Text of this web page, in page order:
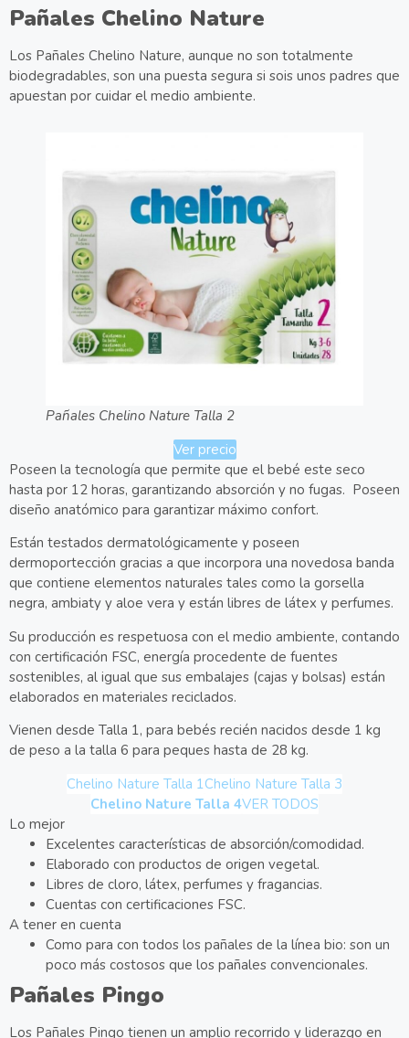
Pañales Chelino Nature
Los Pañales Chelino Nature, aunque no son totalmente
biodegradables, son una puesta segura si sois unos padres que
apuestan por cuidar el medio ambiente.
Pañales Chelino Nature Talla 2
Ver precio
Poseen la tecnología que permite que el bebé este seco
hasta por 12 horas, garantizando absorción y no fugas. Poseen
diseño anatómico para garantizar máximo confort.
Están testados dermatológicamente y poseen
dermoportección gracias a que incorpora una novedosa banda
que contiene elementos naturales tales como la gorsella
negra, ambiaty y aloe vera y están libres de látex y perfumes.
Su producción es respetuosa con el medio ambiente, contando
con certificación FSC, energía procedente de fuentes
sostenibles, al igual que sus embalajes (cajas y bolsas) están
elaborados en materiales reciclados.
Vienen desde Talla 1, para bebés recién nacidos desde 1 kg
de peso a la talla 6 para peques hasta de 28 kg.
Chelino Nature Talla 1Chelino Nature Talla 3
Chelino Nature Talla 4VER TODOS
Lo mejor
Excelentes características de absorción/comodidad.
Elaborado con productos de origen vegetal.
Libres de cloro, látex, perfumes y fragancias.
Cuentas con certificaciones FSC.
A tener en cuenta
Como para con todos los pañales de la línea bio: son un
poco más costosos que los pañales convencionales.
Pañales Pingo
Los Pañales Pingo tienen un amplio recorrido y liderazgo en